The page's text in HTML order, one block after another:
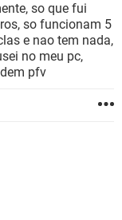
so que fui
so funcionam 5
e nao tem nada,
no meu pc,
pfv